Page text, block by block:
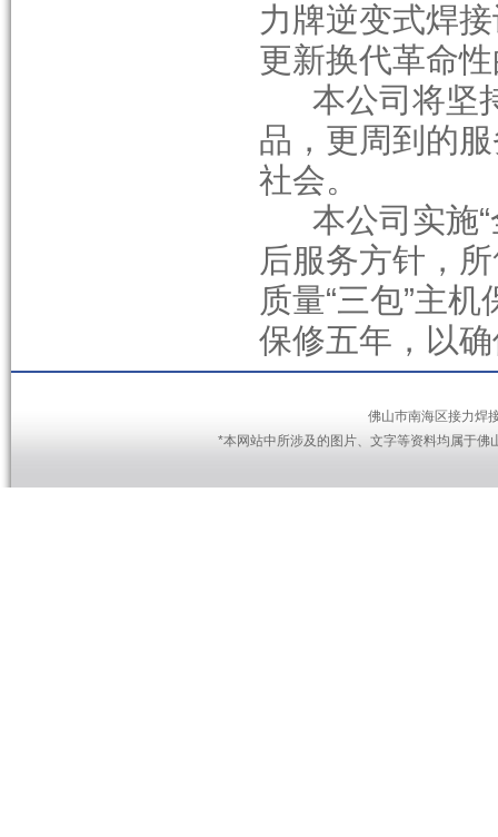
力牌逆变式焊
更新换代革命
本公司将坚
品，更周到的
社会。
本公司实施“
后服务方针，
质量“三包”主
保修五年，以
佛山巿南海区接力焊
*本网站中所涉及的图片、文字等资料均属于